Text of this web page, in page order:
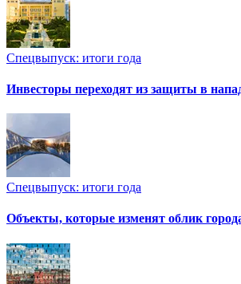
Спецвыпуск: итоги года
Инвесторы переходят из защиты в
Спецвыпуск: итоги года
Объекты, которые изменят облик